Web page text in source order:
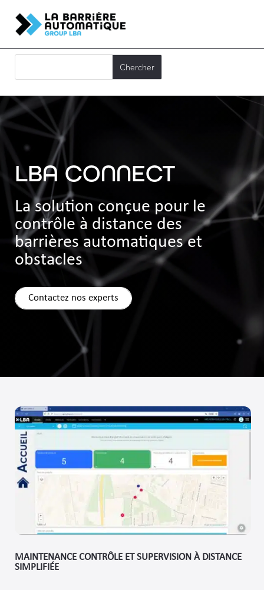
LBA CONNECT
La solution conçue pour le
contrôle à distance des
barrières automatiques et
obstacles
Contactez nos experts
MAINTENANCE CONTRÔLE ET SUPERVISION À DISTANCE
SIMPLIFIÉE